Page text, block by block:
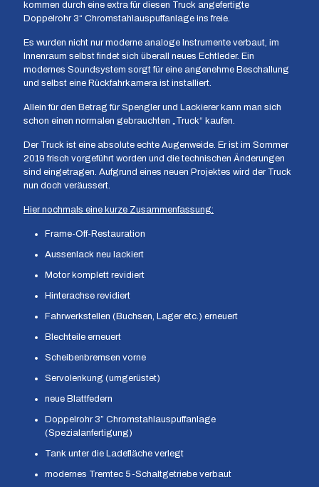
kommen durch eine extra für diesen Truck angefertigte
Doppelrohr 3“ Chromstahlauspuffanlage ins freie.
Es wurden nicht nur moderne analoge Instrumente verbaut, im
Innenraum selbst findet sich überall neues Echtleder. Ein
modernes Soundsystem sorgt für eine angenehme Beschallung
und selbst eine Rückfahrkamera ist installiert.
Allein für den Betrag für Spengler und Lackierer kann man sich
schon einen normalen gebrauchten „Truck“ kaufen.
Der Truck ist eine absolute echte Augenweide. Er ist im Sommer
2019 frisch vorgeführt worden und die technischen Änderungen
sind eingetragen. Aufgrund eines neuen Projektes wird der Truck
nun doch veräussert.
Hier nochmals eine kurze Zusammenfassung:
Frame-Off-Restauration
Aussenlack neu lackiert
Motor komplett revidiert
Hinterachse revidiert
Fahrwerkstellen (Buchsen, Lager etc.) erneuert
Blechteile erneuert
Scheibenbremsen vorne
Servolenkung (umgerüstet)
neue Blattfedern
Doppelrohr 3” Chromstahlauspuffanlage
(Spezialanfertigung)
Tank unter die Ladefläche verlegt
modernes Tremtec 5-Schaltgetriebe verbaut